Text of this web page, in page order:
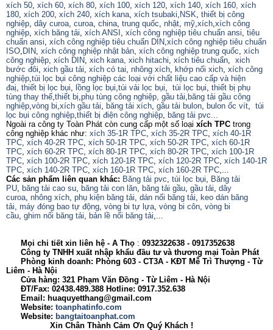
xích 50, xích 60, xích 80, xích 100, xích 120, xích 140, xích 160, xích
180, xích 200, xích 240, xích kana, xích tsubaki, NSK, thiết bị công
nghiệp, dây curoa, curoa, china, trung quốc, nhật, mỹ,xích,xích công
nghiệp, xích băng tải, xích ANSI , xích công nghiệp tiêu chuẩn ansi, tiêu
chuẩn ansi, xích công nghiệp tiêu chuẩn DIN,xích công nghiệp tiêu chuẩn
ISO, DIN, xích công nghiệp nhật bản, xích công nghiệp trung quốc, xích
công nghiệp, xích DIN, xich kana, xich hitachi, xích tiêu chuẩn, xich
bước đôi, xich gầu tải, xích có tai, nhông xích, khớp nối xich, xích công
nghiệp,túi lọc bụi công nghiệp các loại với chất liệu cao cấp và hiện
đaị, thiết bị lọc bụi, lồng lọc bụi,túi vải lọc bụi, túi lọc bụi, thiết bị phụ
tùng thay thế,thiết bị,phụ tùng công nghiệp, gầu tải, băng tải gầu công
nghiệp,vòng bi,xích gầu tải, băng tải xích, gầu tải bulon, bulon ốc vít, túi
lọc bụi công nghiệp,thiết bị điện công nghiệp, băng tải pvc...
Ngoài ra công ty Toàn Phát còn cung cấp một số loại xích TPC trong
công nghiệp khác như: xích 35-1R TPC, xích 35-2R TPC, xích 40-1R
TPC, xích 40-2R TPC, xích 50-1R TPC, xích 50-2R TPC, xích 60-1R
TPC, xích 60-2R TPC, xích 80-1R TPC, xích 80-2R TPC, xích 100-1R
TPC, xích 100-2R TPC, xích 120-1R TPC, xích 120-2R TPC, xích 140-1R
TPC, xích 140-2R TPC, xích 160-1R TPC, xích 160-2R TPC,...
Các sản phẩm liên quan khác: Băng tải pvc, túi lọc bụi, Băng tải
PU, băng tải cao su, băng tải con lăn, băng tải gầu, gầu tải, dây
curoa, nhông xích, phụ kiện băng tải, dán nối băng tải, keo dán băng
tải, máy đóng bao tự động, vòng bi tự lựa, vòng bi côn, vòng bi
cầu, ghim nối băng tải, bản lề nối băng tải,...
Mọi chi tiết xin liên hệ - A Thọ : 0932322638 - 0917352638
Công ty TNHH xuất nhập khẩu đầu tư và thương mại Toàn Phát
Phòng kinh doanh: Phòng 603 - CT3A - KĐT Mễ Trì Thượng - Từ
Liêm - Hà Nội
Cửa hàng: 321 Phạm Văn Đồng - Từ Liêm - Hà Nội
ĐT/Fax: 02438.489.388 Hotline: 0917.352.638
Email: huaquyetthang@gmail.com
Website: toanphatinfo.com
Website: bangtaitoanphat.com
Xin Chân Thành Cảm Ơn Quý Khách !